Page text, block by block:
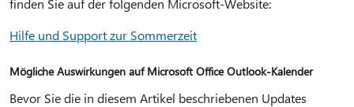
finden Sie auf der folgenden Microsoft-Website:
Hilfe und Support zur Sommerzeit
Mögliche Auswirkungen auf Microsoft Office Outlook-Kalender
Bevor Sie die in diesem Artikel beschriebenen Updates